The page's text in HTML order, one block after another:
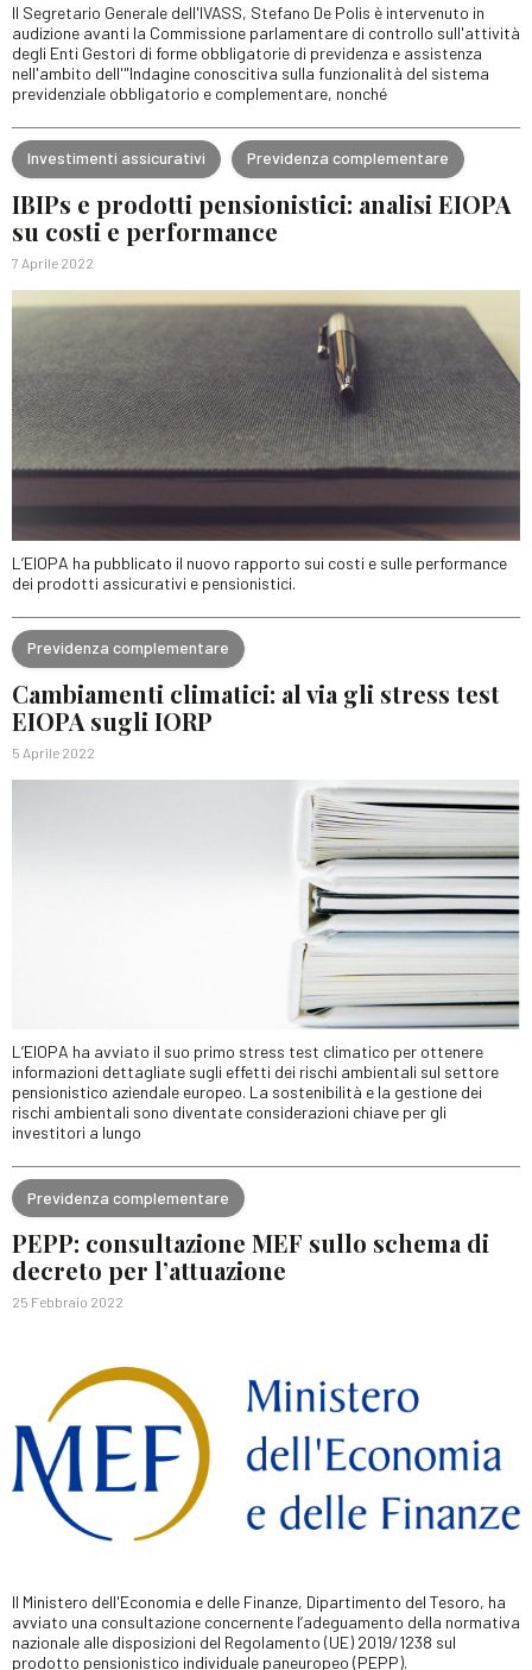
Il Segretario Generale dell'IVASS, Stefano De Polis è intervenuto in
audizione avanti la Commissione parlamentare di controllo sull'attività
degli Enti Gestori di forme obbligatorie di previdenza e assistenza
nell'ambito dell'"Indagine conoscitiva sulla funzionalità del sistema
previdenziale obbligatorio e complementare, nonché
Investimenti assicurativi Previdenza complementare
IBIPs e prodotti pensionistici: analisi EIOPA
su costi e performance
7 Aprile 2022
L’EIOPA ha pubblicato il nuovo rapporto sui costi e sulle performance
dei prodotti assicurativi e pensionistici.
Previdenza complementare
Cambiamenti climatici: al via gli stress test
EIOPA sugli IORP
5 Aprile 2022
L’EIOPA ha avviato il suo primo stress test climatico per ottenere
informazioni dettagliate sugli effetti dei rischi ambientali sul settore
pensionistico aziendale europeo. La sostenibilità e la gestione dei
rischi ambientali sono diventate considerazioni chiave per gli
investitori a lungo
Previdenza complementare
PEPP: consultazione MEF sullo schema di
decreto per l’attuazione
25 Febbraio 2022
Il Ministero dell'Economia e delle Finanze, Dipartimento del Tesoro, ha
avviato una consultazione concernente l’adeguamento della normativa
nazionale alle disposizioni del Regolamento (UE) 2019/1238 sul
prodotto pensionistico individuale paneuropeo (PEPP).